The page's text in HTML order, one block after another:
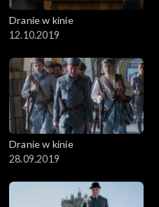
Dranie w kinie
12.10.2019
Dranie w kinie
28.09.2019